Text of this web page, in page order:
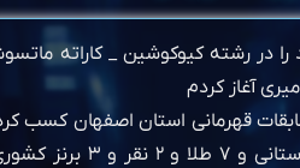
آغاز کردم
را درمسابقات قهرمانی استان اصفهان
این سال ها موفق به کسب ۱۲